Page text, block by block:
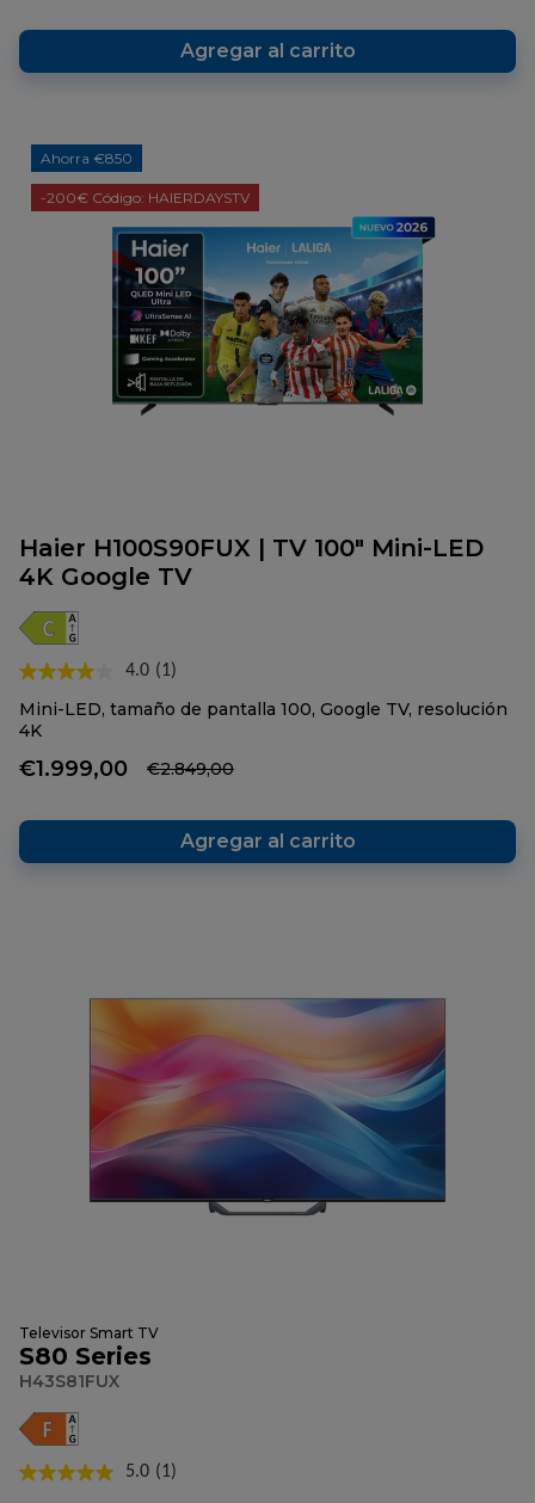
misma
página.
Agregar al carrito
Ahorra €850
-200€ Código: HAIERDAYSTV
Haier H100S90FUX | TV 100" Mini-LED
4K Google TV
4.0 Lea
1
reseña.
la
(1)
Mini-LED, tamaño de pantalla 100, Google TV, resolución
4K
€1.999,00 €2.849,00
Agregar al carrito
Televisor Smart TV
S80 Series
H43S81FUX
5.0 Lea
(1)